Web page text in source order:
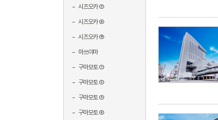
시즈오카 ③
시즈오카 ④
시즈오카 ⑤
마쓰야마
구마모토 ①
구마모토 ②
구마모토 ③
구마모토 ④